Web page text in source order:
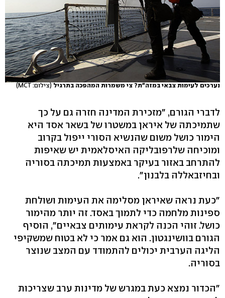
נערכים לעימות צבאי במזה"ת? צי משמרות המהפכה בתרגיל (צילום: MCT)
לדברי הגורם, "מזכירת המדינה חזרה גם על כך
שתמיכתה של איראן במשטרו של בשאר אסד היא
הימור כושל משום שהנשיא הסורי ייפול בקרוב
ומוכיחה שלרפובליקה האיסלאמית יש שאיפות
להתרחב באזור בעיקר באמצעות תמיכתה בסוריה
ובחיזבאללה בלבנון".
"כעת נראה שאיראן מסלימה את העימות ושולחת
ספינות מלחמה כדי לתמוך באסד. זה יותר מהימור
כושל. זוהי הכנה לקראת עימותים צבאיים", הוסיף
הגורם בוושינגטון. הוא גם אמר כי לא בטוח שמשקיפי
הליגה הערבית יכולים להתמודד עם המצב שנוצר
בסוריה.
"הכדור נמצא כעת במגרש של מדינות ערב שצריכות